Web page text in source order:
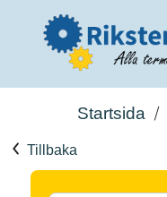
Startsida
Tillbaka